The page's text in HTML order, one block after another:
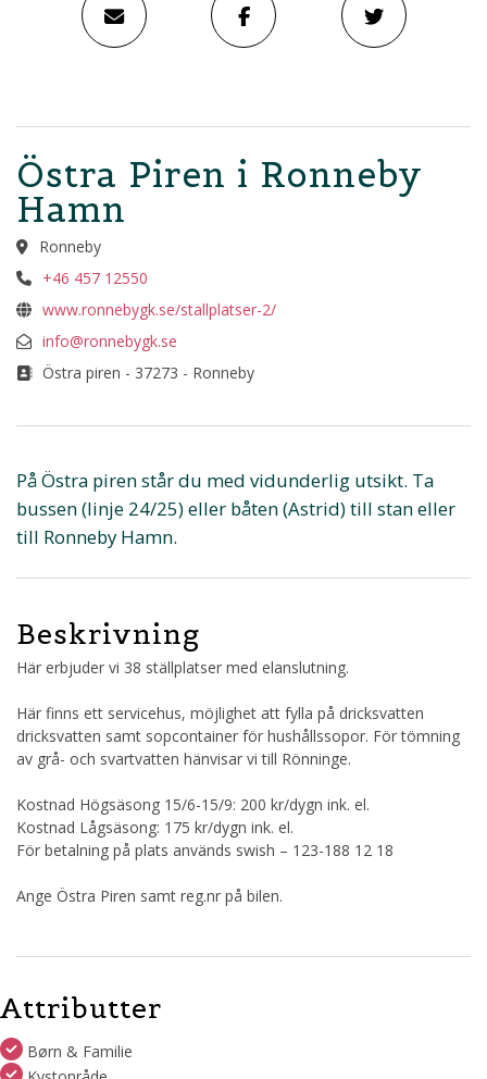
Östra Piren i Ronneby
Hamn
Ronneby
+46 457 12550
www.ronnebygk.se/stallplatser-2/
info@ronnebygk.se
Östra piren - 37273 - Ronneby
På Östra piren står du med vidunderlig utsikt. Ta
bussen (linje 24/25) eller båten (Astrid) till stan eller
till Ronneby Hamn.
Beskrivning
Här erbjuder vi 38 ställplatser med elanslutning.
Här finns ett servicehus, möjlighet att fylla på dricksvatten
dricksvatten samt sopcontainer för hushållssopor. För tömning
av grå- och svartvatten hänvisar vi till Rönninge.
Kostnad Högsäsong 15/6-15/9: 200 kr/dygn ink. el.
Kostnad Lågsäsong: 175 kr/dygn ink. el.
För betalning på plats används swish – 123-188 12 18
Ange Östra Piren samt reg.nr på bilen.
Attributter
Børn & Familie